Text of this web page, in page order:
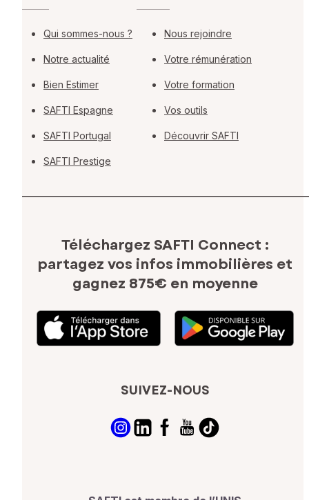
Qui sommes-nous ?
Notre actualité
Bien Estimer
SAFTI Espagne
SAFTI Portugal
SAFTI Prestige
Nous rejoindre
Votre rémunération
Votre formation
Vos outils
Découvrir SAFTI
Téléchargez SAFTI Connect :
partagez vos infos immobilières et
gagnez 875€ en moyenne
SUIVEZ-NOUS